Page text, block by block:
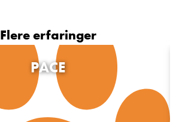
Flere erfaringer
PACE